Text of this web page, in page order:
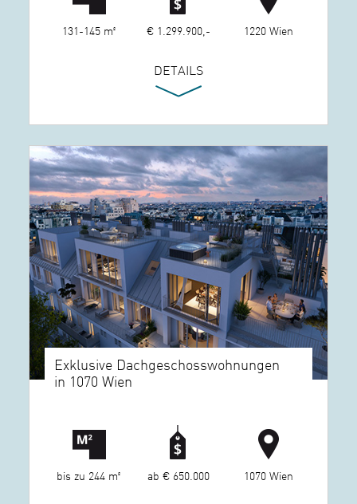
131-145 m² € 1.299.900,- 1220 Wien
DETAILS
Exklusive Dachgeschosswohnungen
in 1070 Wien
bis zu 244 m² ab € 650.000 1070 Wien